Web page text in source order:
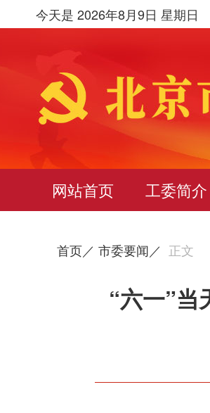
今天是 2026年8月9日 星期日
网站首页 工委简介
首页／ 市委要闻／ 正文
“六一”当